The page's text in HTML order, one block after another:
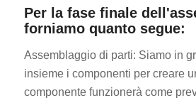
Per la fase finale
forniamo quanto segue:
Assemblaggio di parti: Siamo in
insieme i componenti per creare
componente funzionerà come